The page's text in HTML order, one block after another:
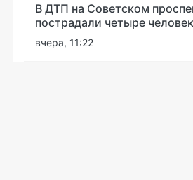
В ДТП на Советском
пострадали четыре
вчера, 11:22